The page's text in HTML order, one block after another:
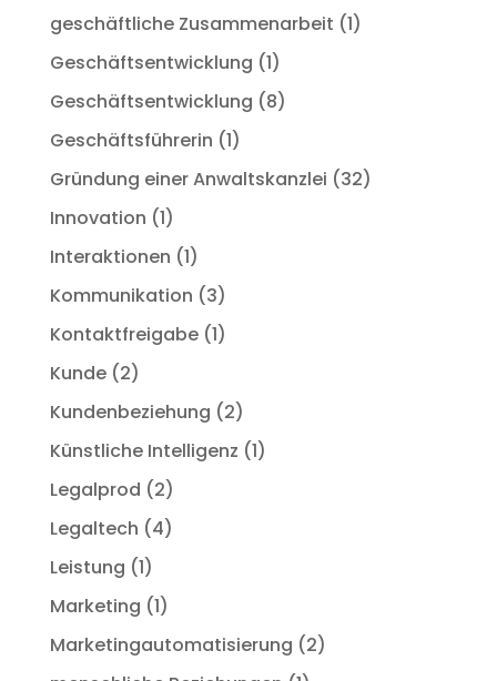
geschäftliche Zusammenarbeit (1)
Geschäftsentwicklung (1)
Geschäftsentwicklung (8)
Geschäftsführerin (1)
Gründung einer Anwaltskanzlei (32)
Innovation (1)
Interaktionen (1)
Kommunikation (3)
Kontaktfreigabe(1)
Kunde(2)
Kundenbeziehung (2)
Künstliche Intelligenz (1)
Legalprod (2)
Legaltech (4)
Leistung (1)
Marketing (1)
Marketingautomatisierung (2)